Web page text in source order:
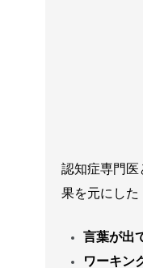
認知症専門医
果を元にした
言葉が出
ワーキン